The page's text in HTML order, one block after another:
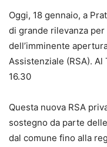
Oggi, 18 gennaio, a
di grande rilevanza
dell’imminente
Assistenziale (RSA).
16.30
Questa nuova RSA
sostegno da parte
dal comune fino alla